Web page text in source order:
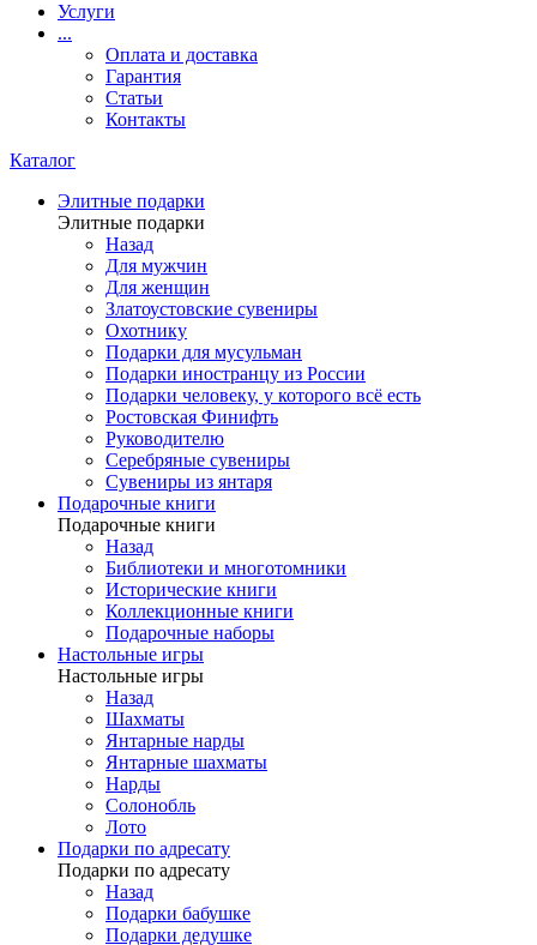
Услуги
...
Оплата и доставка
Гарантия
Статьи
Контакты
Каталог
Элитные подарки
Элитные подарки
Назад
Для мужчин
Для женщин
Златоустовские сувениры
Охотнику
Подарки для мусульман
Подарки иностранцу из России
Подарки человеку, у которого всё есть
Ростовская Финифть
Руководителю
Серебряные сувениры
Сувениры из янтаря
Подарочные книги
Подарочные книги
Назад
Библиотеки и многотомники
Исторические книги
Коллекционные книги
Подарочные наборы
Настольные игры
Настольные игры
Назад
Шахматы
Янтарные нарды
Янтарные шахматы
Нарды
Солонобль
Лото
Подарки по адресату
Подарки по адресату
Назад
Подарки бабушке
Подарки дедушке